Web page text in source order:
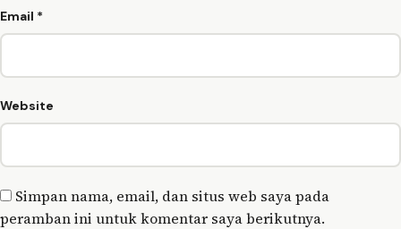
Email *
Website
Simpan nama, email, dan situs web saya pada
peramban ini untuk komentar saya berikutnya.